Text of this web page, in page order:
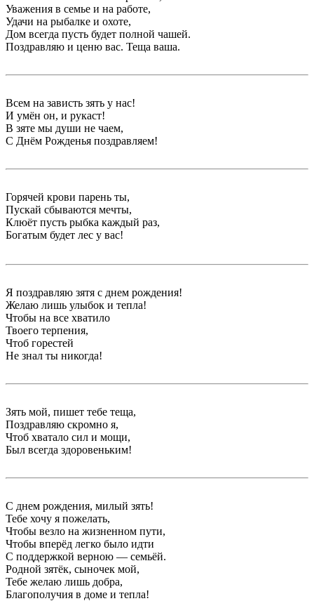
Уважения в семье и на работе,
Удачи на рыбалке и охоте,
Дом всегда пусть будет полной чашей.
Поздравляю и ценю вас. Теща ваша.
Всем на зависть зять у нас!
И умён он, и рукаст!
В зяте мы души не чаем,
С Днём Рожденья поздравляем!
Горячей крови парень ты,
Пускай сбываются мечты,
Клюёт пусть рыбка каждый раз,
Богатым будет лес у вас!
Я поздравляю зятя с днем рождения!
Желаю лишь улыбок и тепла!
Чтобы на все хватило
Твоего терпения,
Чтоб горестей
Не знал ты никогда!
Зять мой, пишет тебе теща,
Поздравляю скромно я,
Чтоб хватало сил и мощи,
Был всегда здоровеньким!
С днем рождения, милый зять!
Тебе хочу я пожелать,
Чтобы везло на жизненном пути,
Чтобы вперёд легко было идти
С поддержкой верною — семьёй.
Родной зятёк, сыночек мой,
Тебе желаю лишь добра,
Благополучия в доме и тепла!